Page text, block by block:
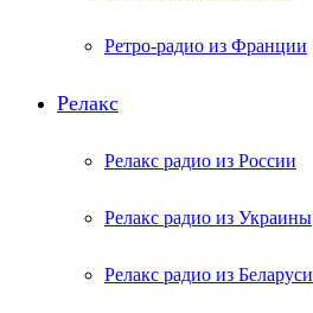
Ретро-радио из Франции
Релакс
Релакс радио из России
Релакс радио из Украины
Релакс радио из Беларуси